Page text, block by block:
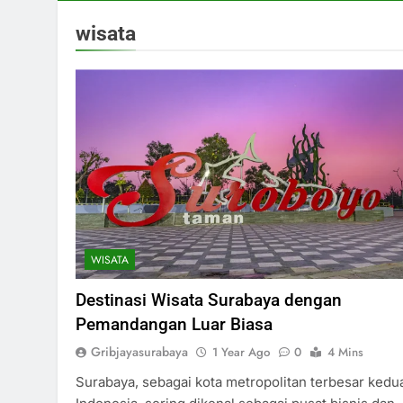
wisata
WISATA
Destinasi Wisata Surabaya dengan
Pemandangan Luar Biasa
Gribjayasurabaya 1 Year Ago 0
4 Mins
Surabaya, sebagai kota metropolitan terbesar